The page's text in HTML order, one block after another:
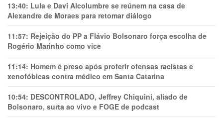
13:40: Lula e Davi Alcolumbre se reúnem na casa de
Alexandre de Moraes para retomar diálogo
11:57: Rejeição do PP a Flávio Bolsonaro força escolha de
Rogério Marinho como vice
11:14: Homem é preso após proferir ofensas racistas e
xenofóbicas contra médico em Santa Catarina
10:54: DESCONTROLADO, Jeffrey Chiquini, aliado de
Bolsonaro, surta ao vivo e FOGE de podcast